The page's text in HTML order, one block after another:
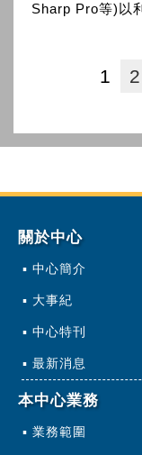
Sharp Pro等)以
1 2
關於中心
中心簡介
大事紀
中心特刊
最新消息
本中心業務
業務範圍